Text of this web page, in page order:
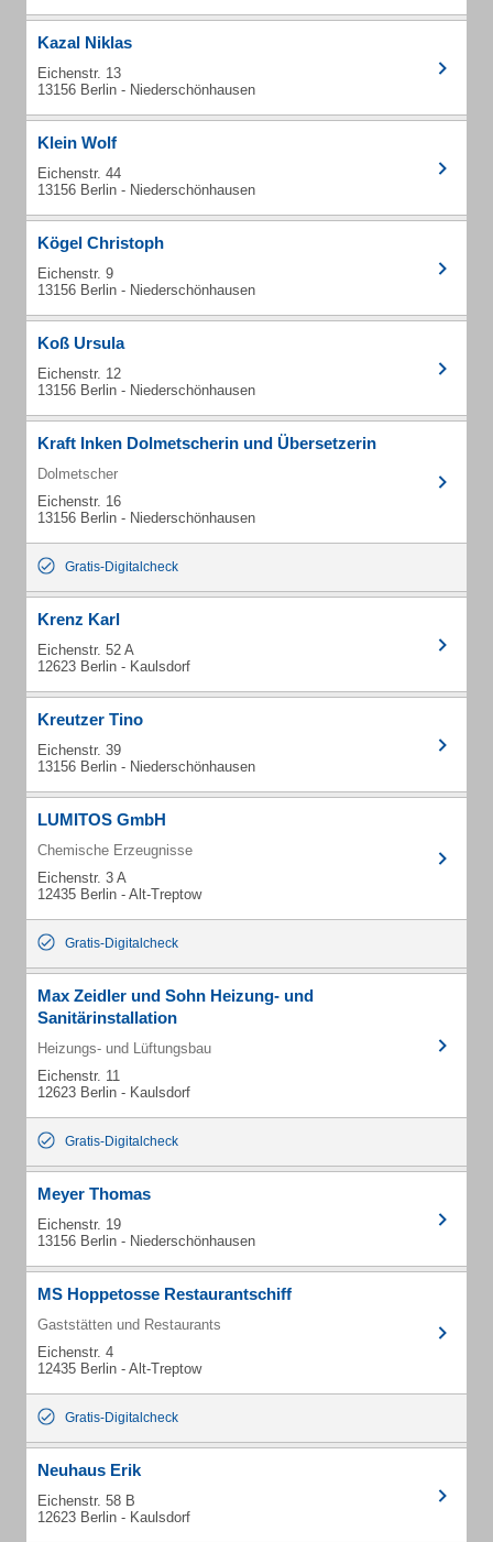
Kazal Niklas
Eichenstr. 13
13156 Berlin - Niederschönhausen
Klein Wolf
Eichenstr. 44
13156 Berlin - Niederschönhausen
Kögel Christoph
Eichenstr. 9
13156 Berlin - Niederschönhausen
Koß Ursula
Eichenstr. 12
13156 Berlin - Niederschönhausen
Kraft Inken Dolmetscherin und Übersetzerin
Dolmetscher
Eichenstr. 16
13156 Berlin - Niederschönhausen
Gratis-Digitalcheck
Krenz Karl
Eichenstr. 52 A
12623 Berlin - Kaulsdorf
Kreutzer Tino
Eichenstr. 39
13156 Berlin - Niederschönhausen
LUMITOS GmbH
Chemische Erzeugnisse
Eichenstr. 3 A
12435 Berlin - Alt-Treptow
Gratis-Digitalcheck
Max Zeidler und Sohn Heizung- und
Sanitärinstallation
Heizungs- und Lüftungsbau
Eichenstr. 11
12623 Berlin - Kaulsdorf
Gratis-Digitalcheck
Meyer Thomas
Eichenstr. 19
13156 Berlin - Niederschönhausen
MS Hoppetosse Restaurantschiff
Gaststätten und Restaurants
Eichenstr. 4
12435 Berlin - Alt-Treptow
Gratis-Digitalcheck
Neuhaus Erik
Eichenstr. 58 B
12623 Berlin - Kaulsdorf